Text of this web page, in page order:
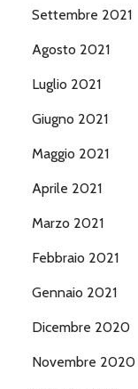
Settembre 2021
Agosto 2021
Luglio 2021
Giugno 2021
Maggio 2021
Aprile 2021
Marzo 2021
Febbraio 2021
Gennaio 2021
Dicembre 2020
Novembre 2020